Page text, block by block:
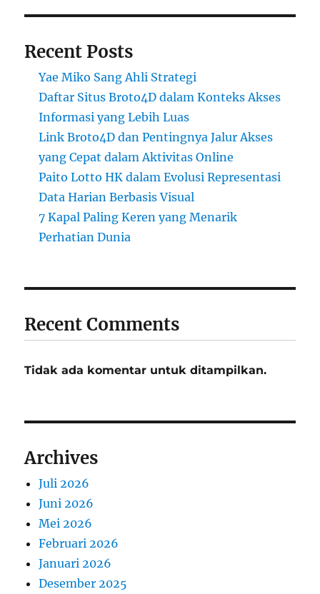
Recent Posts
Yae Miko Sang Ahli Strategi
Daftar Situs Broto4D dalam Konteks Akses
Informasi yang Lebih Luas
Link Broto4D dan Pentingnya Jalur Akses
yang Cepat dalam Aktivitas Online
Paito Lotto HK dalam Evolusi Representasi
Data Harian Berbasis Visual
7 Kapal Paling Keren yang Menarik
Perhatian Dunia
Recent Comments
Tidak ada komentar untuk ditampilkan.
Archives
Juli 2026
Juni 2026
Mei 2026
Februari 2026
Januari 2026
Desember 2025